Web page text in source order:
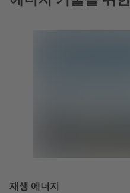
재생 에너지